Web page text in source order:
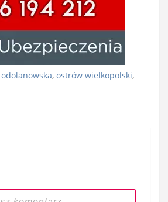
odolanowska, ostrów wielkopolski,